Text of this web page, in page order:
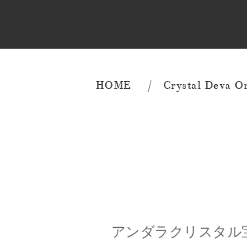
HOME Crystal Deva
アンダラクリスタ